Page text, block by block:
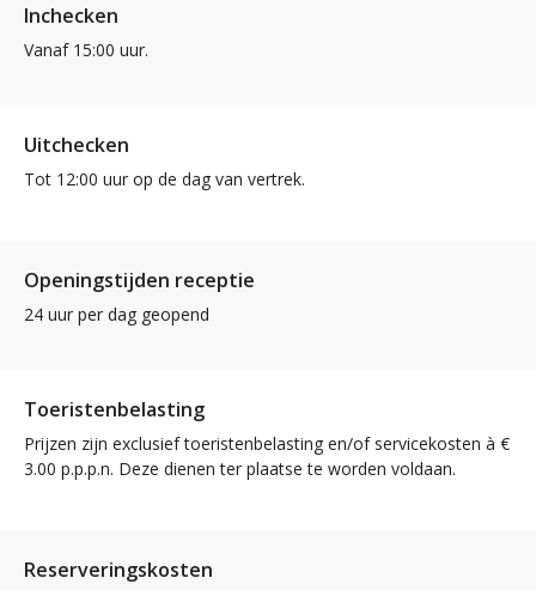
Inchecken
Vanaf 15:00 uur.
Uitchecken
Tot 12:00 uur op de dag van vertrek.
Openingstijden receptie
24 uur per dag geopend
Toeristenbelasting
Prijzen zijn exclusief toeristenbelasting en/of servicekosten à €
3.00 p.p.p.n. Deze dienen ter plaatse te worden voldaan.
Reserveringskosten